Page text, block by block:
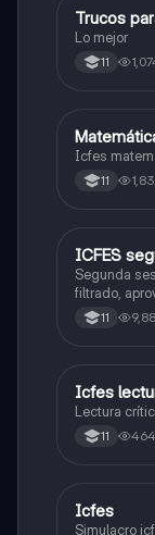
Química
Trucos
Lo mejor
11
ICFES:
Icfes
11
ICFES:
ICFES
Segunda
filtrado,
poder
carrera con
11
Lengua
Icfes
Lectura
11 464
ICFES:
Icfes
Simulacro